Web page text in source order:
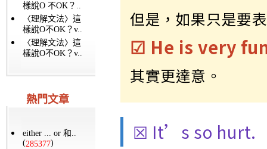
樣說O 不OK？..
〈理解文法〉這
樣說O不OK？v..
〈理解文法〉這
樣說O不OK？v..
熱門文章
either ... or 和..
(285377)
但是，如果只是要
☑ He is very
其實更達意。
☒ It’s so hurt.